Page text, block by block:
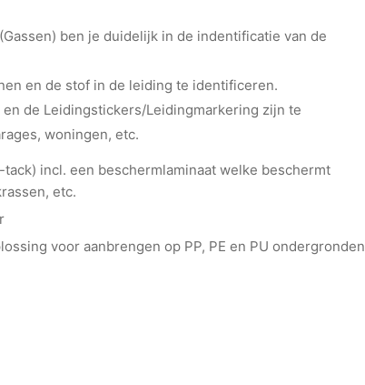
ben je duidelijk in de indentificatie van de
en de stof in de leiding te identificeren.
de Leidingstickers/Leidingmarkering zijn te
woningen, etc.
incl. een beschermlaminaat welke beschermt
etc.
voor aanbrengen op PP, PE en PU ondergronden